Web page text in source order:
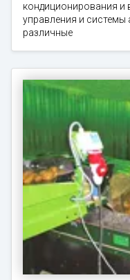
кондиционирования и
управления и
различные